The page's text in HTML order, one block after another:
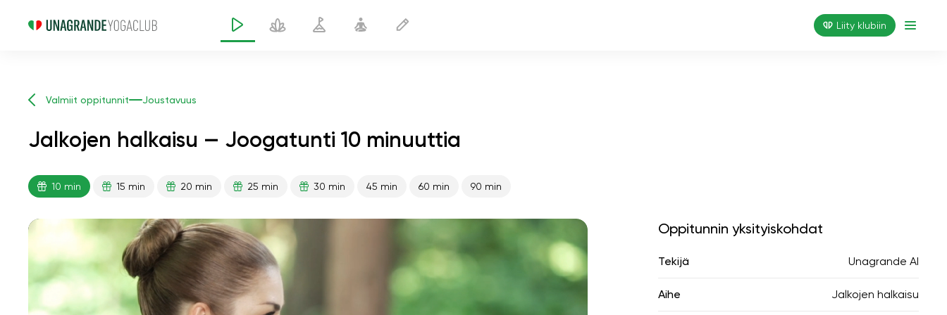
Liity klubiin
Valmiit oppitunnit Joustavuus
Jalkojen halkaisu — Joogatunti 10 minuuttia
10 min 15 min 20 min 25 min 30 min 45 min 60 min 90 min
Oppitunnin yksityiskohdat
Tekijä Unagrande AI
Aihe Jalkojen halkaisu